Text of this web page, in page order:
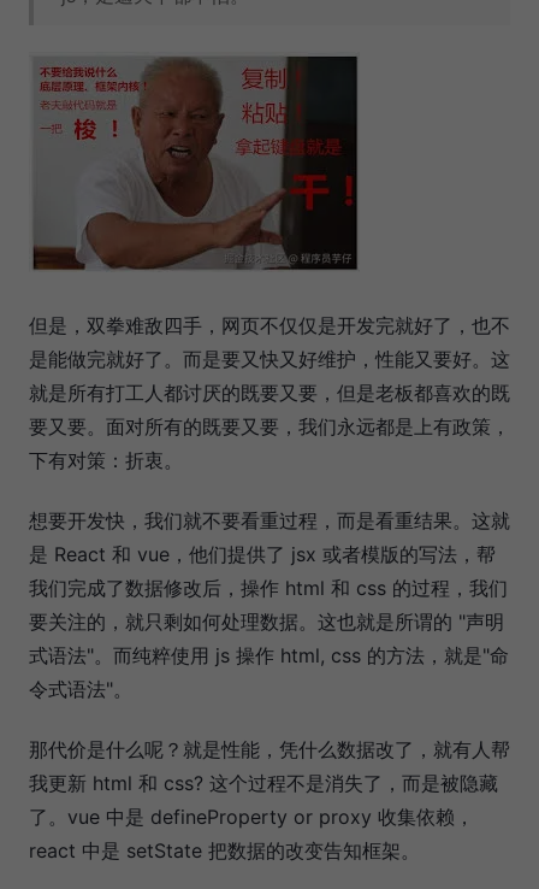
但是，双拳难敌四手，网页不仅仅是开发完就好了，也不
是能做完就好了。而是要又快又好维护，性能又要好。这
就是所有打工人都讨厌的既要又要，但是老板都喜欢的既
要又要。面对所有的既要又要，我们永远都是上有政策，
下有对策：折衷。
想要开发快，我们就不要看重过程，而是看重结果。这就
是 React 和 vue，他们提供了 jsx 或者模版的写法，帮
我们完成了数据修改后，操作 html 和 css 的过程，我们
要关注的，就只剩如何处理数据。这也就是所谓的 "声明
式语法"。而纯粹使用 js 操作 html, css 的方法，就是"命
令式语法"。
那代价是什么呢？就是性能，凭什么数据改了，就有人帮
我更新 html 和 css? 这个过程不是消失了，而是被隐藏
了。vue 中是 defineProperty or proxy 收集依赖，
react 中是 setState 把数据的改变告知框架。